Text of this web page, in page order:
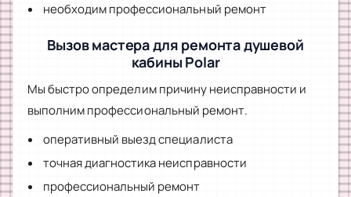
необходим профессиональный ремонт
Вызов мастера для ремонта душевой
кабины Polar
Мы быстро определим причину неисправности и
выполним профессиональный ремонт.
оперативный выезд специалиста
точная диагностика неисправности
профессиональный ремонт